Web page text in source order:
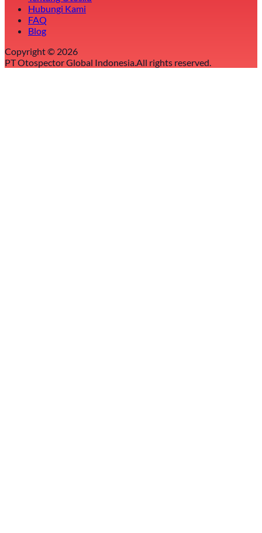
Hubungi Kami
FAQ
Blog
Copyright © 2026
PT Otospector Global Indonesia.All rights reserved.